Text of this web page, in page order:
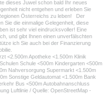
dieses Juwel schon bald Ihr neues
nicht entgehen und erleben Sie
Österreichs zu leben! Der
Sie die einmalige Gelegenheit, diese
ist sehr viel eindrucksvoller! Eine
und gibt Ihnen einen unverfälschten
ich Sie auch bei der Finanzierung
<2.500m Apotheke <1.500m Klinik
Schule <500m Kindergarten <500m
Nahversorgung Supermarkt <1.500m
Sonstige Geldautomat <1.500m Bank
Bus <500m Autobahnanschluss
Luftlinie / Quelle: OpenStreetMap -